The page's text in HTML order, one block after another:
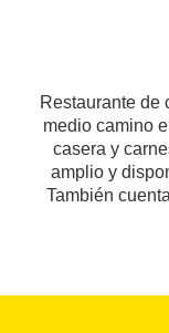
Restaurante de
medio camino
casera y
amplio y
También